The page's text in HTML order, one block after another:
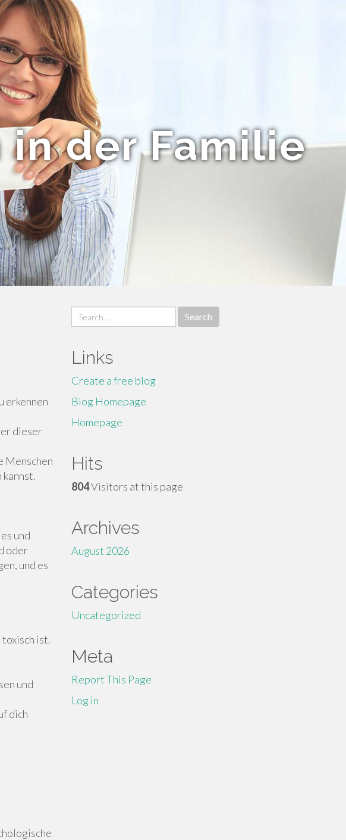
in der Familie
erkennen
dieser
Menschen
kannst.
und
oder
und es
toxisch ist.
und
dich
Search
for:
Links
Create a free blog
Blog Homepage
Homepage
Hits
804Visitors at this page
Archives
August 2026
Categories
Uncategorized
Meta
Report This Page
Log in